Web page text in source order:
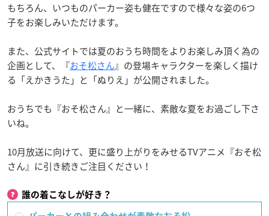
もちろん、いつものパーカー姿も健在ですので様々な姿の6つ
子をお楽しみいただけます。
また、公式サイトでは夏のおうち時間をよりお楽しみ頂く為の
企画として、『おそ松さん』の登場キャラクターを楽しく描け
る「えかきうた」と「ぬりえ」が公開されました。
おうちでも『おそ松さん』と一緒に、素敵な夏をお過ごし下さ
いね。
10月放送に向けて、更に盛り上がりをみせるTVアニメ『おそ松
さん』に引き続きご注目ください！
誰の着こなしが好き？